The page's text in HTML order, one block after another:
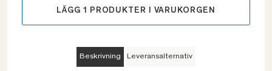
LÄGG 1 PRODUKTER I VARUKORGEN
Beskrivning Leveransalternativ